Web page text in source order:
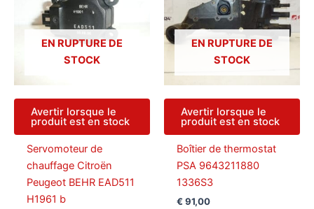
EN RUPTURE DE
STOCK
Avertir lorsque le
produit est en stock
Servomoteur de
chauffage Citroën
Peugeot BEHR EAD511
H1961 b
EN RUPTURE DE
STOCK
Avertir lorsque le
produit est en stock
Boîtier de thermostat
PSA 9643211880
1336S3
€ 91,00